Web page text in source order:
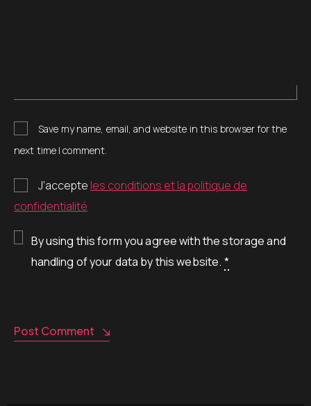
Save my name, email, and website in this browser for the
next time I comment.
J’accepte les conditions et la politique de
confidentialité
By using this form you agree with the storage and
handling of your data by this website. *
Post Comment